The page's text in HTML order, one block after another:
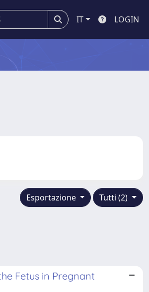
IT LOGIN
Tutti (2)
Esportazione
Fetus in Pregnant